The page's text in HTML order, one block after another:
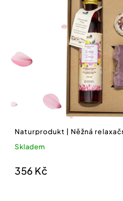
Naturprodukt | Něžná
Skladem
356 Kč